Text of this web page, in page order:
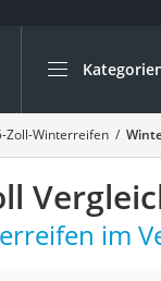
Die
Auto & Motor
Fahrradträger-
Fahrradträger
Fahrradträger
Fahrradträger 3
Zoll-Winterreifen
im